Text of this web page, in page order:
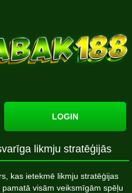
LOGIN
likmju stratēģijās
kas ietekmē likmju stratēģijas
visām veiksmīgām spēļu